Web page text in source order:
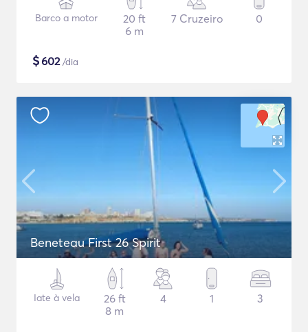
Barco a motor
20 ft
6 m
7 Cruzeiro 0
$602/dia
Beneteau First 26 Spirit
Iate à vela
26 ft
8 m
4 1 3